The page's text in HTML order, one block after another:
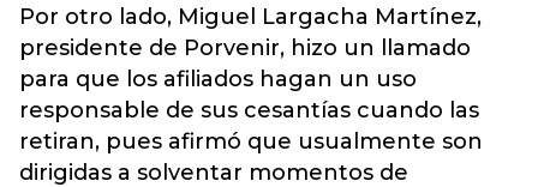
Por otro lado, Miguel Largacha Martínez,
presidente de Porvenir, hizo un llamado
para que los afiliados hagan un uso
responsable de sus cesantías cuando las
retiran, pues afirmó que usualmente son
dirigidas a solventar momentos de